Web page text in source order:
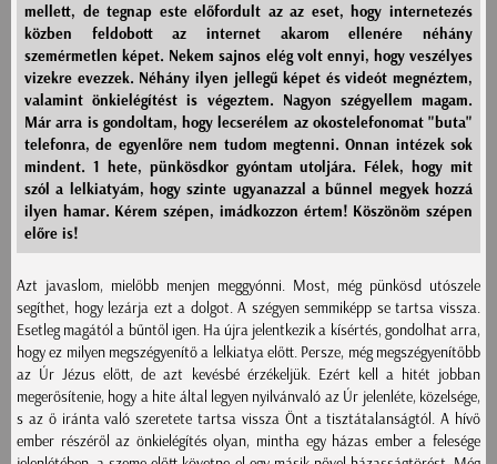
mellett, de tegnap este előfordult az az eset, hogy internetezés
közben feldobott az internet akarom ellenére néhány
szemérmetlen képet. Nekem sajnos elég volt ennyi, hogy veszélyes
vizekre evezzek. Néhány ilyen jellegű képet és videót megnéztem,
valamint önkielégítést is végeztem. Nagyon szégyellem magam.
Már arra is gondoltam, hogy lecserélem az okostelefonomat "buta"
telefonra, de egyenlőre nem tudom megtenni. Onnan intézek sok
mindent. 1 hete, pünkösdkor gyóntam utoljára. Félek, hogy mit
szól a lelkiatyám, hogy szinte ugyanazzal a bűnnel megyek hozzá
ilyen hamar. Kérem szépen, imádkozzon értem! Köszönöm szépen
előre is!
Azt javaslom, mielőbb menjen meggyónni. Most, még pünkösd utószele
segíthet, hogy lezárja ezt a dolgot. A szégyen semmiképp se tartsa vissza.
Esetleg magától a bűntől igen. Ha újra jelentkezik a kísértés, gondolhat arra,
hogy ez milyen megszégyenítő a lelkiatya előtt. Persze, még megszégyenítőbb
az Úr Jézus előtt, de azt kevésbé érzékeljük. Ezért kell a hitét jobban
megerősítenie, hogy a hite által legyen nyilvánvaló az Úr jelenléte, közelsége,
s az ő iránta való szeretete tartsa vissza Önt a tisztátalanságtól. A hívő
ember részéről az önkielégítés olyan, mintha egy házas ember a felesége